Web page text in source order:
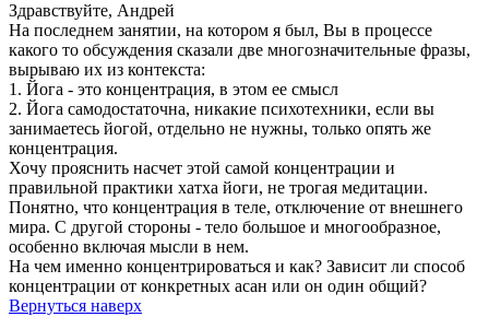
Здравствуйте, Андрей
На последнем занятии, на котором я был, Вы в процессе
какого то обсуждения сказали две многозначительные фразы,
вырываю их из контекста:
1. Йога - это концентрация, в этом ее смысл
2. Йога самодостаточна, никакие психотехники, если вы
занимаетесь йогой, отдельно не нужны, только опять же
концентрация.
Хочу прояснить насчет этой самой концентрации и
правильной практики хатха йоги, не трогая медитации.
Понятно, что концентрация в теле, отключение от внешнего
мира. С другой стороны - тело большое и многообразное,
особенно включая мысли в нем.
На чем именно концентрироваться и как? Зависит ли способ
концентрации от конкретных асан или он один общий?
Вернуться наверх